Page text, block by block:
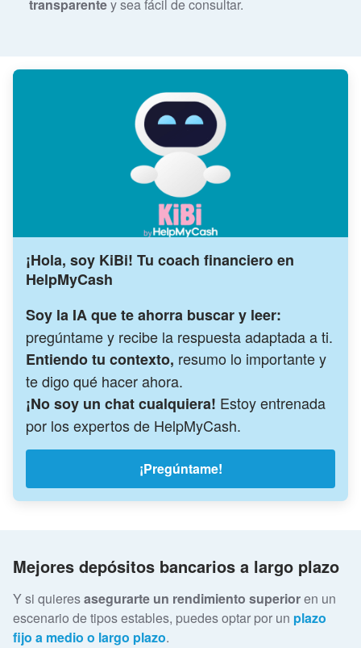
transparentey sea fácil de consultar.
¡Hola, soy KiBi! Tu coach financiero en
HelpMyCash
Soy la IA que te ahorra buscar y leer:
pregúntame y recibe la respuesta adaptada a ti.
Entiendo tu contexto, resumo lo importante y
te digo qué hacer ahora.
¡No soy un chat cualquiera! Estoy entrenada
por los expertos de HelpMyCash.
¡Pregúntame!
Mejores depósitos bancarios a largo plazo
Y si quieresasegurarte un rendimiento superioren un
escenario de tipos estables, puedes optar por un plazo
fijo a medio o largo plazo.